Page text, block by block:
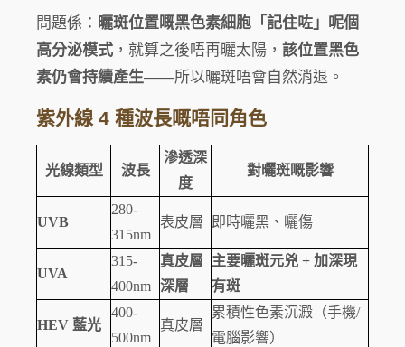
問題係： 曬斑位置嘅黑色素細胞「記住咗」呢個
高分泌模式 ，就算之後唔再曬太陽， 該位置黑色
素仍會持續產生——所以曬斑唔會自然消退。
紫外線 4 種波長嘅唔同角色
光線類型 波長
滲透深
度
對曬斑嘅影響
UVB
280-
315nm
表皮層 即時曬黑、曬傷
UVA
315-
400nm
真皮層
深層
主要曬斑元兇 + 加深現
有斑
HEV 藍光
400-
500nm
真皮層
累積性色素沉澱（手機/
電腦影響）